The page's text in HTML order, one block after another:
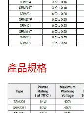
產品規格